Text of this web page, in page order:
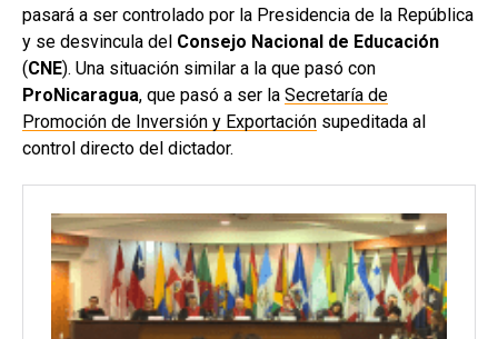
pasará a ser controlado por la Presidencia de la República
y se desvincula del Consejo Nacional de Educación
(CNE). Una situación similar a la que pasó con
ProNicaragua, que pasó a ser la Secretaría de
Promoción de Inversión y Exportación supeditada al
control directo del dictador.